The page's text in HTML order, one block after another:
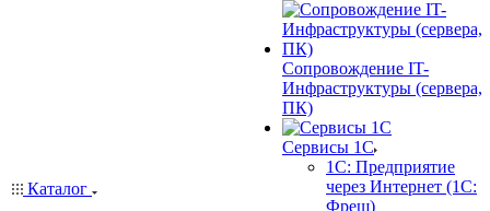
Каталог
Сопровождение IT-
Инфраструктуры (сервера,
ПК)
Сервисы 1С
1С: Предприятие
через Интернет (1С:
Фреш)